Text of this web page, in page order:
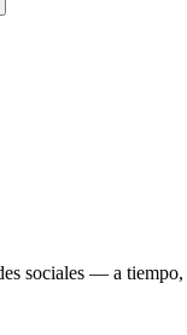
sociales — a